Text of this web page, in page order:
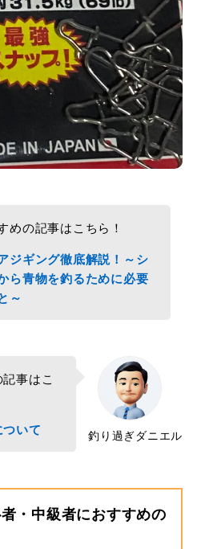
めの記事はこちら！
ジギング徹底解説！～シ
ら青物を釣るために必要
～
釣り過ぎダニエル
事はこ
いて
・中級者におすすめの